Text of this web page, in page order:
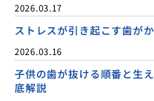
2026.03.17
ストレスが引き起こす歯が
2026.03.16
子供の歯が抜ける順番と生
底解説